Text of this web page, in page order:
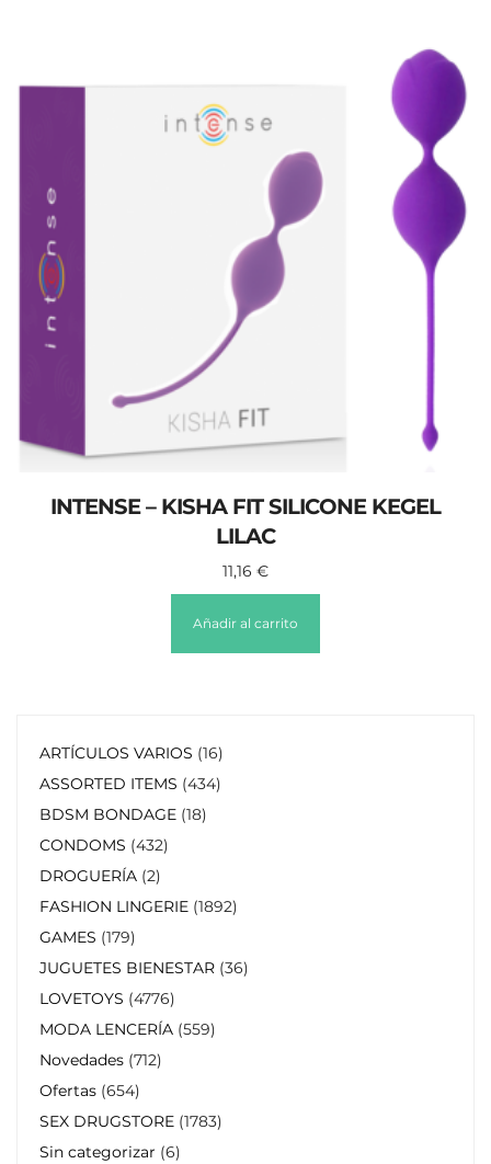
INTENSE – KISHA FIT SILICONE KEGEL
LILAC
11,16 €
Añadir al carrito
ARTÍCULOS VARIOS 16
ASSORTED ITEMS 434
BDSM BONDAGE 18
CONDOMS 432
DROGUERÍA 2
FASHION LINGERIE 1892
GAMES 179
JUGUETES BIENESTAR 36
LOVETOYS 4776
MODA LENCERÍA 559
Novedades 712
Ofertas 654
SEX DRUGSTORE 1783
Sin categorizar 6